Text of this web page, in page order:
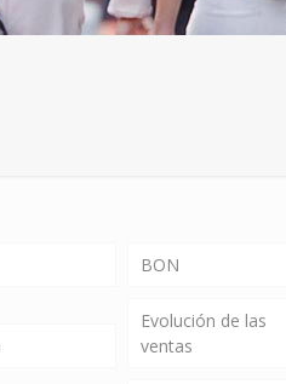
BON
Evolución de las
ventas